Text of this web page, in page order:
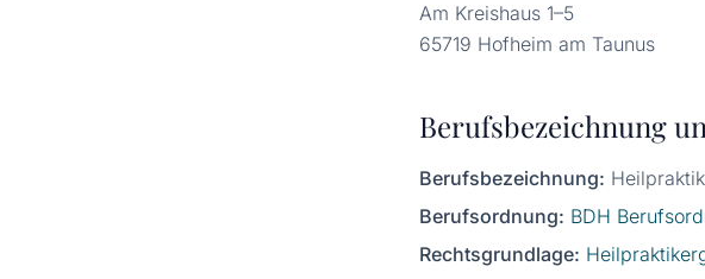
Am Kreishaus 1–5
65719 Hofheim am Taunus
Berufsbezeichnung
Berufsbezeichnung:
Berufsordnung: BDH
Rechtsgrundlage: